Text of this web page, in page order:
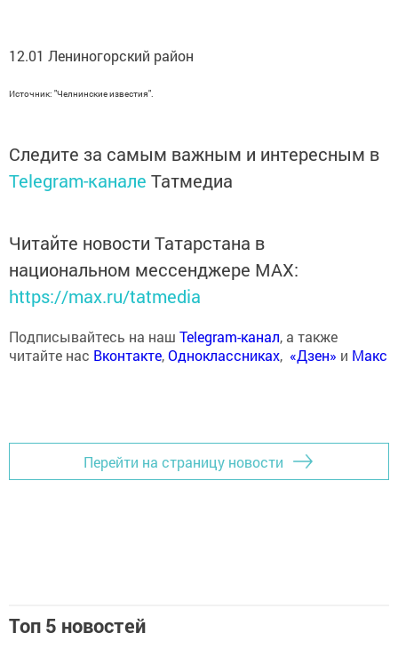
12.01 Лениногорский район
Источник: "Челнинские известия".
Следите за самым важным и интересным в
Telegram-канале Татмедиа
Читайте новости Татарстана в
национальном мессенджере MАХ:
https://max.ru/tatmedia
Подписывайтесь на наш Telegram-канал, а также
читайте нас Вконтакте,Одноклассниках, «Дзен» и Макс
Перейти на страницу новости
Топ 5 новостей